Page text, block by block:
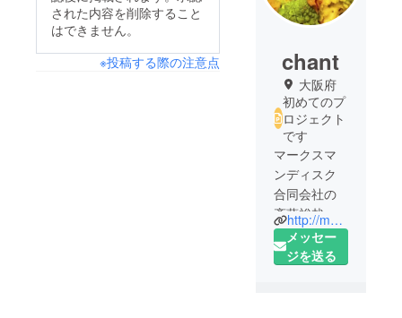
された内容を削除すること
はできません。
※投稿する際の注意点
chant
大阪府
初めてのプ
ロジェクト
です
マークスマ
ンディスク
合同会社の
斎藤裕哉と
申します。
プロジェク
http://marksman-disc.co.jp
メッセー
ジを送る